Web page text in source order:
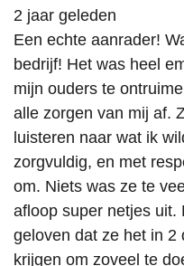
2 jaar geleden
Een echte aanrader!
bedrijf! Het was heel
mijn ouders te
alle zorgen van mij af.
luisteren naar wat ik
zorgvuldig, en met
om. Niets was ze te
afloop super netjes uit.
geloven dat ze het in 2
krijgen om zoveel te